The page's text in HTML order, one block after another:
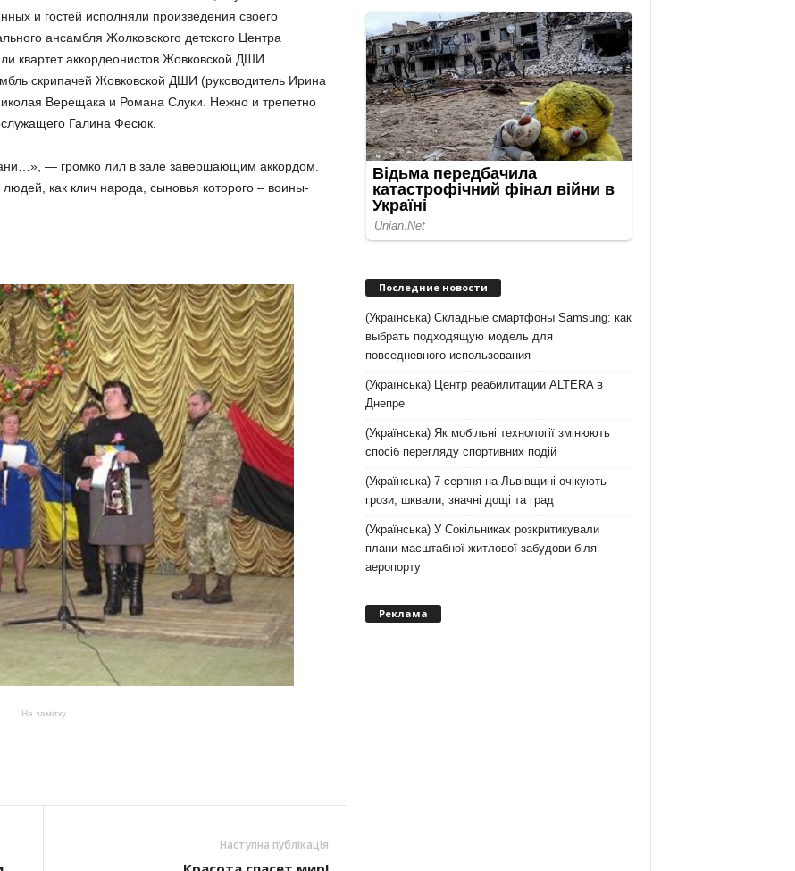
и гостей исполняли произведения своего
ансамбля Жолковского детского Центра
квартет аккордеонистов Жовковской ДШИ
скрипачей Жовковской ДШИ (руководитель Ирина
Верещака и Романа Слуки. Нежно и трепетно
Галина Фесюк.
— громко лил в зале завершающим аккордом.
как клич народа, сыновья которого – воины-
На замітку
Наступна публікація
Последние новости
(Українська) Складные смартфоны Samsung: как
выбрать подходящую модель для
повседневного использования
(Українська) Центр реабилитации ALTERA в
Днепре
(Українська) Як мобільні технології змінюють
спосіб перегляду спортивних подій
(Українська) 7 серпня на Львівщині очікують
грози, шквали, значні дощі та град
(Українська) У Сокільниках розкритикували
плани масштабної житлової забудови біля
аеропорту
Реклама